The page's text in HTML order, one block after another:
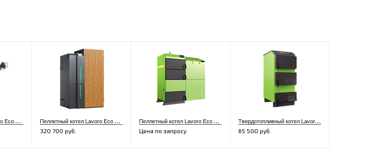
П
еллетный котел Lavoro Eco LF-16 П
еллетный котел Lavoro Eco LP-37 Premium
320 700 руб.
П
еллетный котел Lavoro Eco LR-16
Цена по запросу
Т
вердотопливный котел Lavoro Eco M-10
65 500 руб.